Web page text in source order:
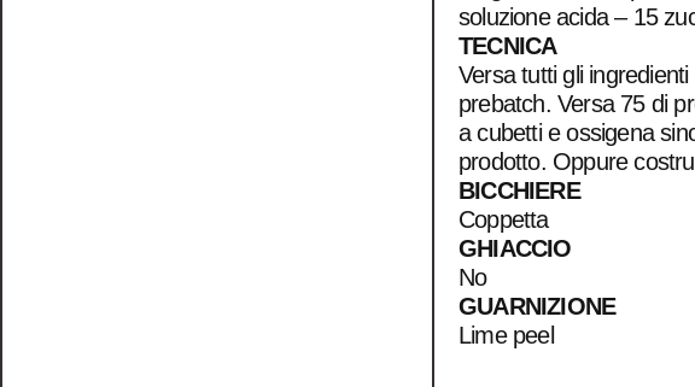
soluzione acida – 15
TECNICA
Versa tutti gli
prebatch. Versa 75 di
a cubetti e ossigena
prodotto. Oppure
BICCHIERE
Coppetta
GHIACCIO
No
GUARNIZIONE
Lime peel